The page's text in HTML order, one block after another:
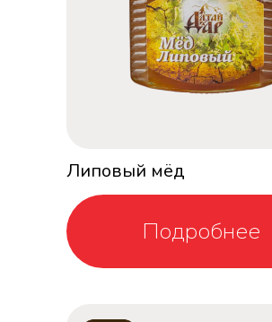
Подробнее
Липовый мёд